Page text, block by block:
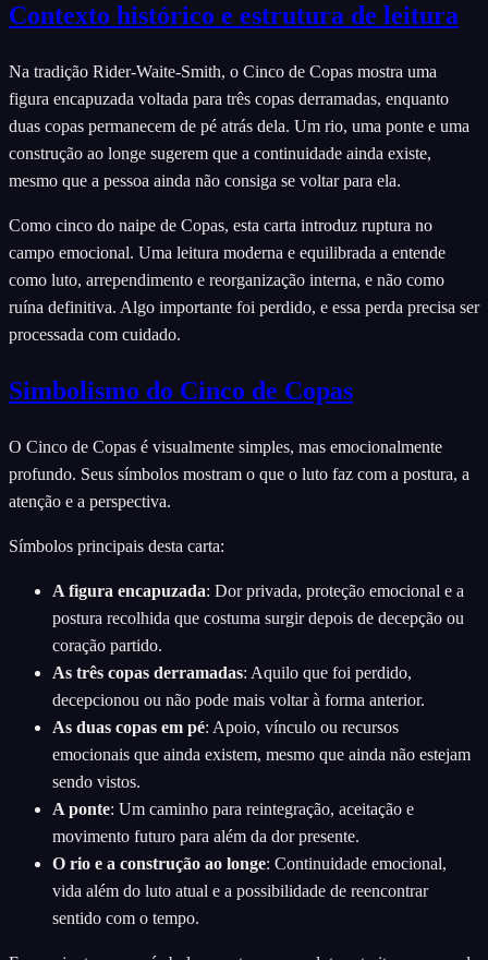
Contexto histórico e estrutura de leitura
Na tradição Rider-Waite-Smith, o Cinco de Copas mostra uma
figura encapuzada voltada para três copas derramadas, enquanto
duas copas permanecem de pé atrás dela. Um rio, uma ponte e uma
construção ao longe sugerem que a continuidade ainda existe,
mesmo que a pessoa ainda não consiga se voltar para ela.
Como cinco do naipe de Copas, esta carta introduz ruptura no
campo emocional. Uma leitura moderna e equilibrada a entende
como luto, arrependimento e reorganização interna, e não como
ruína definitiva. Algo importante foi perdido, e essa perda precisa ser
processada com cuidado.
Simbolismo do Cinco de Copas
O Cinco de Copas é visualmente simples, mas emocionalmente
profundo. Seus símbolos mostram o que o luto faz com a postura, a
atenção e a perspectiva.
Símbolos principais desta carta:
A figura encapuzada: Dor privada, proteção emocional e a
postura recolhida que costuma surgir depois de decepção ou
coração partido.
As três copas derramadas: Aquilo que foi perdido,
decepcionou ou não pode mais voltar à forma anterior.
As duas copas em pé: Apoio, vínculo ou recursos
emocionais que ainda existem, mesmo que ainda não estejam
sendo vistos.
A ponte: Um caminho para reintegração, aceitação e
movimento futuro para além da dor presente.
O rio e a construção ao longe: Continuidade emocional,
vida além do luto atual e a possibilidade de reencontrar
sentido com o tempo.